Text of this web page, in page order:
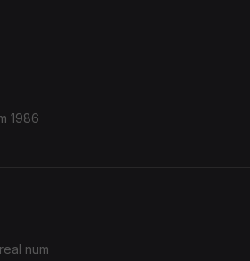
1986
num